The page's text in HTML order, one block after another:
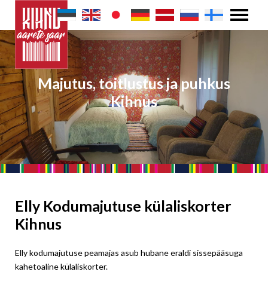
Majutus, toitlustus ja puhkus
Kihnus
Elly Kodumajutuse külaliskorter
Kihnus
Elly kodumajutuse peamajas asub hubane eraldi sissepääsuga
kahetoaline külaliskorter.